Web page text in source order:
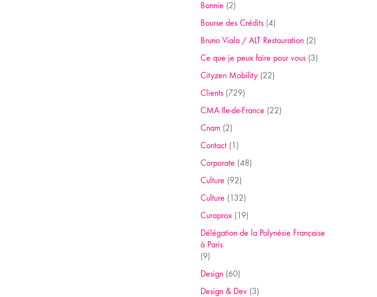
Bonnie (2)
Bourse des Crédits(4)
Bruno Viala / ALT Restauration(2)
Ce que je peux faire pour vous(3)
Cityzen Mobility(22)
Clients(729)
CMA Ile-de-France (22)
Cnam (2)
Contact(1)
Corporate (48)
Culture (92)
Culture (132)
Curaprox(19)
Délégation de la Polynésie Française
à Paris
(9)
Design(60)
Design & Dev(3)